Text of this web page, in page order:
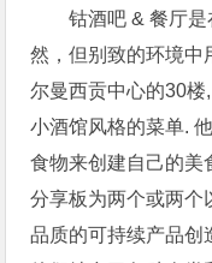
钴酒吧 & 餐厅
然，但别致的环境中
尔曼西贡中心的30楼
小酒馆风格的菜单.
食物来创建自己的美
分享板为两个或两个
品质的可持续产品创